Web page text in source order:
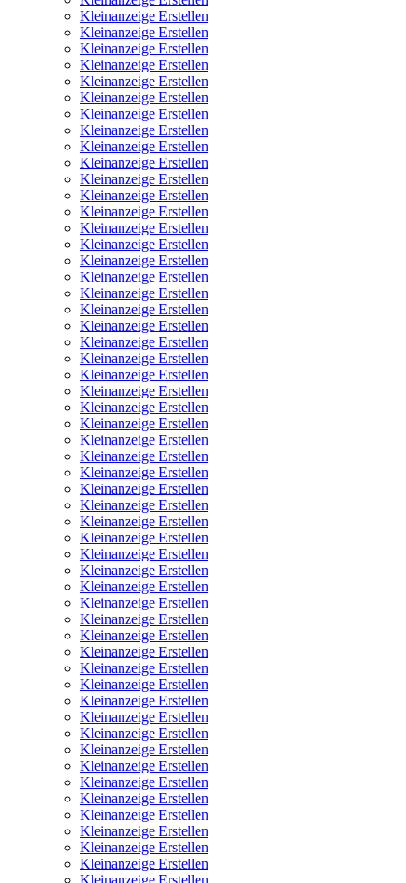
Kleinanzeige Erstellen
Kleinanzeige Erstellen
Kleinanzeige Erstellen
Kleinanzeige Erstellen
Kleinanzeige Erstellen
Kleinanzeige Erstellen
Kleinanzeige Erstellen
Kleinanzeige Erstellen
Kleinanzeige Erstellen
Kleinanzeige Erstellen
Kleinanzeige Erstellen
Kleinanzeige Erstellen
Kleinanzeige Erstellen
Kleinanzeige Erstellen
Kleinanzeige Erstellen
Kleinanzeige Erstellen
Kleinanzeige Erstellen
Kleinanzeige Erstellen
Kleinanzeige Erstellen
Kleinanzeige Erstellen
Kleinanzeige Erstellen
Kleinanzeige Erstellen
Kleinanzeige Erstellen
Kleinanzeige Erstellen
Kleinanzeige Erstellen
Kleinanzeige Erstellen
Kleinanzeige Erstellen
Kleinanzeige Erstellen
Kleinanzeige Erstellen
Kleinanzeige Erstellen
Kleinanzeige Erstellen
Kleinanzeige Erstellen
Kleinanzeige Erstellen
Kleinanzeige Erstellen
Kleinanzeige Erstellen
Kleinanzeige Erstellen
Kleinanzeige Erstellen
Kleinanzeige Erstellen
Kleinanzeige Erstellen
Kleinanzeige Erstellen
Kleinanzeige Erstellen
Kleinanzeige Erstellen
Kleinanzeige Erstellen
Kleinanzeige Erstellen
Kleinanzeige Erstellen
Kleinanzeige Erstellen
Kleinanzeige Erstellen
Kleinanzeige Erstellen
Kleinanzeige Erstellen
Kleinanzeige Erstellen
Kleinanzeige Erstellen
Kleinanzeige Erstellen
Kleinanzeige Erstellen
Kleinanzeige Erstellen